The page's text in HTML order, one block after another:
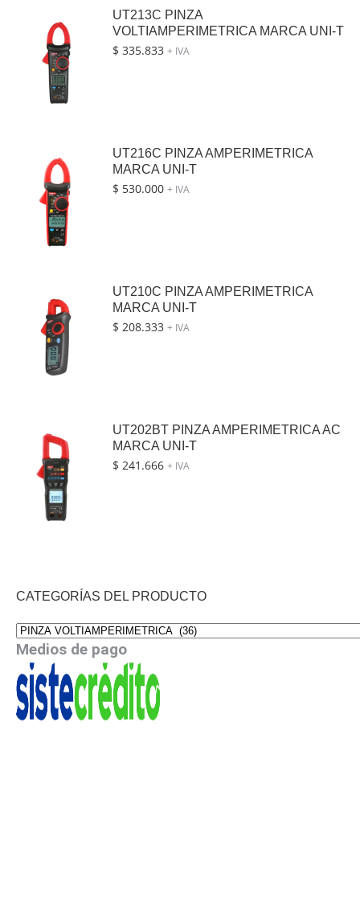
UT213C PINZA
VOLTIAMPERIMETRICA MARCA UNI-T
$ 335.833 + IVA
UT216C PINZA AMPERIMETRICA
MARCA UNI-T
$ 530.000 + IVA
UT210C PINZA AMPERIMETRICA
MARCA UNI-T
$ 208.333 + IVA
UT202BT PINZA AMPERIMETRICA AC
MARCA UNI-T
$ 241.666 + IVA
CATEGORÍAS DEL PRODUCTO
Medios de pago